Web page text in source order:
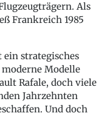
Als
Frankreich 1985
ein strategisches
Modelle
Rafale, doch viele
Jahrzehnten
Und doch